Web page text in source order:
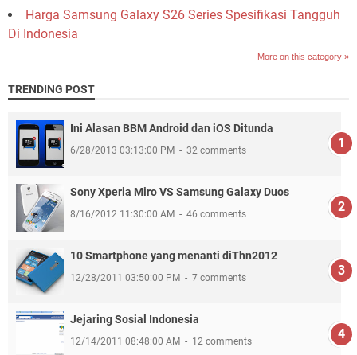
Harga Samsung Galaxy S26 Series Spesifikasi Tangguh
Di Indonesia
More on this category »
TRENDING POST
Ini Alasan BBM Android dan iOS Ditunda
6/28/2013 03:13:00 PM 32 comments
Sony Xperia Miro VS Samsung Galaxy Duos
8/16/2012 11:30:00 AM 46 comments
10 Smartphone yang menanti diThn2012
12/28/2011 03:50:00 PM 7 comments
Jejaring Sosial Indonesia
12/14/2011 08:48:00 AM 12 comments